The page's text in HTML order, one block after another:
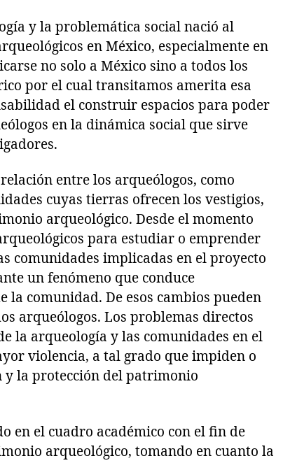
y la problemática social nació al
en México, especialmente en
no solo a México sino a todos los
por el cual transitamos amerita esa
el construir espacios para poder
en la dinámica social que sirve
entre los arqueólogos, como
cuyas tierras ofrecen los vestigios,
arqueológico. Desde el momento
para estudiar o emprender
comunidades implicadas en el proyecto
un fenómeno que conduce
comunidad. De esos cambios pueden
arqueólogos. Los problemas directos
la arqueología y las comunidades en el
violencia, a tal grado que impiden o
y la protección del patrimonio
en el cuadro académico con el fin de
arqueológico, tomando en cuanto la